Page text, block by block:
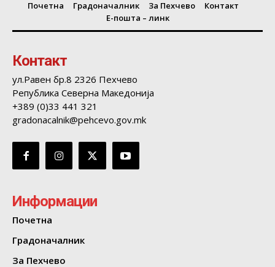
Почетна Градоначалник За Пехчево
Контакт
Е-пошта – линк
Контакт
ул.Равен бр.8 2326 Пехчево
Република Северна Македонија
+389 (0)33 441 321
gradonacalnik@pehcevo.gov.mk
Информации
Почетна
Градоначалник
За Пехчево